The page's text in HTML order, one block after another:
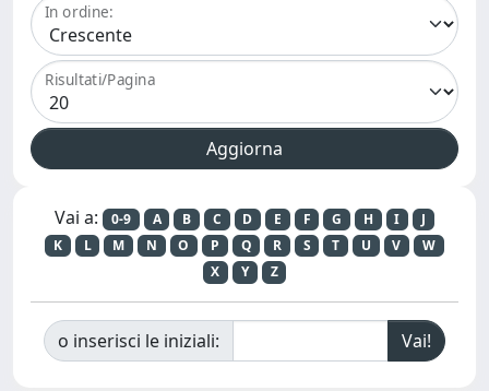
In ordine:
Risultati/Pagina
Vai a: 0-9 A B C D E F G H I
J
K
L M N O P Q R S T U V
W
X
Y Z
o inserisci le iniziali: